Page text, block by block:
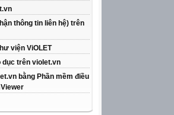
thông tin liên hệ) trên
viện ViOLET
dục trên violet.vn
bằng Phần mềm điều